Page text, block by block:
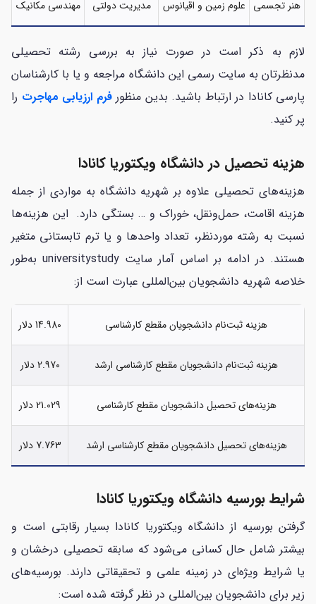
هنر تجسمی علوم زمین و اقیانوس مدیریت دولتی مهندسی مکانیک
لازم به ذکر است در صورت نیاز به بررسی رشته تحصیلی
مدنظرتان به سایت رسمی این دانشگاه مراجعه و یا با کارشناسان
پارسی کانادا در ارتباط باشید. بدین منظورفرم ارزیابی مهاجرت را
پر کنید.
هزینه تحصیل در دانشگاه ویکتوریا کانادا
هزینه‌های تحصیلی علاوه بر شهریه دانشگاه به مواردی از جمله
هزینه اقامت، حمل‌ونقل، خوراک و … بستگی دارد. این هزینه‌ها
نسبت به رشته موردنظر، تعداد واحدها و یا ترم تابستانی متغیر
هستند. در ادامه بر اساس آمار سایت universitystudy به‌طور
خلاصه شهریه دانشجویان بین‌المللی عبارت است از:
هزینه ثبت‌نام دانشجویان مقطع کارشناسی 14.980 دلار
هزینه ثبت‌نام دانشجویان مقطع کارشناسی ارشد 2.970 دلار
هزینه‌های تحصیل دانشجویان مقطع کارشناسی 21.029 دلار
هزینه‌های تحصیل دانشجویان مقطع کارشناسی ارشد 7.763 دلار
شرایط بورسیه دانشگاه ویکتوریا کانادا
گرفتن بورسیه از دانشگاه ویکتوریا کانادا بسیار رقابتی است و
بیشتر شامل حال کسانی می‌شود که سابقه تحصیلی درخشان و
یا شرایط ویژه‌ای در زمینه علمی و تحقیقاتی دارند. بورسیه‌های
زیر برای دانشجویان بین‌المللی در نظر گرفته شده است: